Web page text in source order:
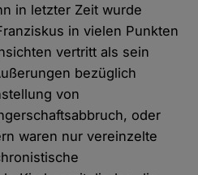
in letzter Zeit wurde
in vielen Punkten
vertritt als sein
bezüglich
von
oder
waren nur vereinzelte